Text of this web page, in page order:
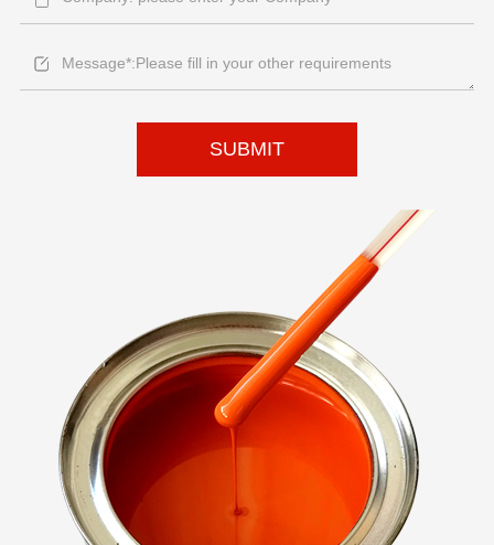
SUBMIT